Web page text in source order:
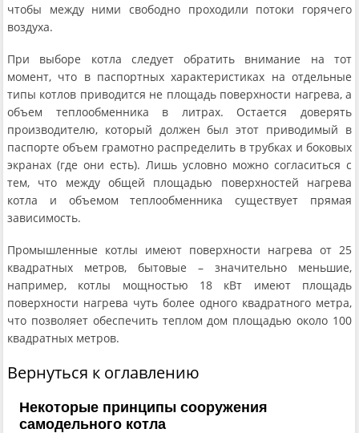
чтобы между ними свободно проходили потоки горячего
воздуха.
При выборе котла следует обратить внимание на тот
момент, что в паспортных характеристиках на отдельные
типы котлов приводится не площадь поверхности нагрева, а
объем теплообменника в литрах. Остается доверять
производителю, который должен был этот приводимый в
паспорте объем грамотно распределить в трубках и боковых
экранах (где они есть). Лишь условно можно согласиться с
тем, что между общей площадью поверхностей нагрева
котла и объемом теплообменника существует прямая
зависимость.
Промышленные котлы имеют поверхности нагрева от 25
квадратных метров, бытовые – значительно меньшие,
например, котлы мощностью 18 кВт имеют площадь
поверхности нагрева чуть более одного квадратного метра,
что позволяет обеспечить теплом дом площадью около 100
квадратных метров.
Вернуться к оглавлению
Некоторые принципы сооружения
самодельного котла